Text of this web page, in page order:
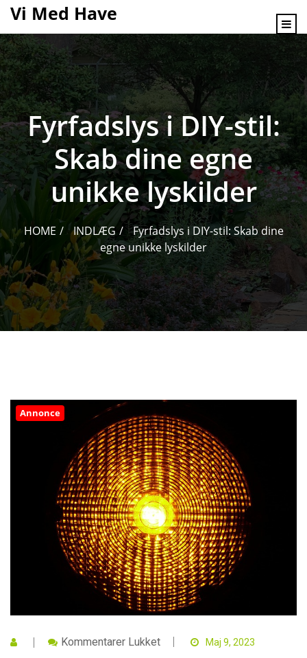
content
Vi Med Have
Fyrfadslys i DIY-stil:
Skab dine egne
unikke lyskilder
HOME INDLÆG
Fyrfadslys i DIY-stil: Skab dine
egne unikke lyskilder
Annonce
Kommentarer LukketTil
Maj 9, 2023